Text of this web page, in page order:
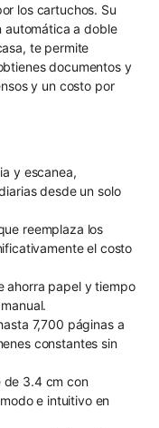
los cartuchos. Su
automática a doble
te permite
documentos y
y un costo por
y escanea,
desde un solo
reemplaza los
el costo
ahorra papel y tiempo
7,700 páginas a
constantes sin
de 3.4 cm con
e intuitivo en